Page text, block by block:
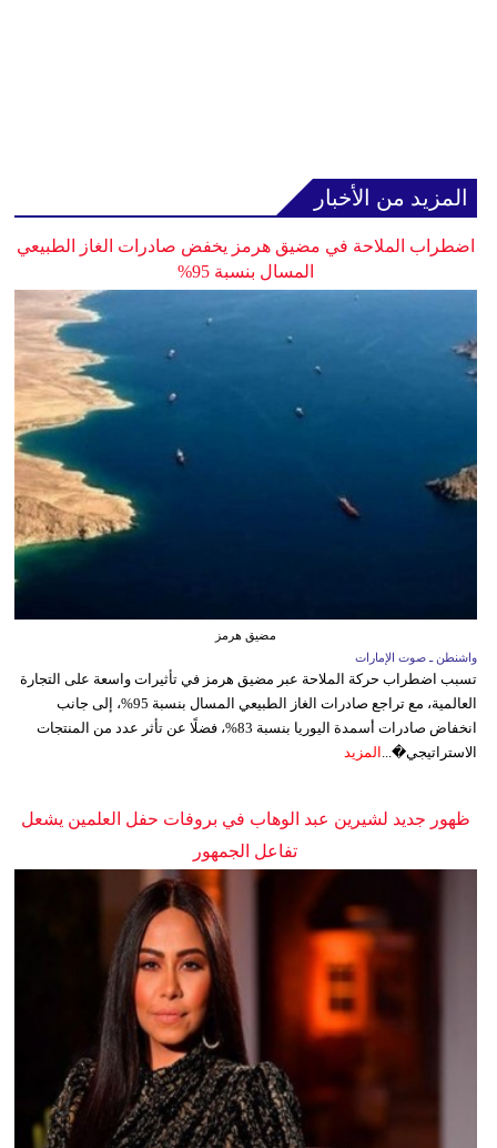
المزيد من الأخبار
اضطراب الملاحة في مضيق هرمز يخفض صادرات الغاز الطبيعي
المسال بنسبة 95%
مضيق هرمز
واشنطن ـ صوت الإمارات
تسبب اضطراب حركة الملاحة عبر مضيق هرمز في تأثيرات واسعة على التجارة
العالمية، مع تراجع صادرات الغاز الطبيعي المسال بنسبة 95%، إلى جانب
انخفاض صادرات أسمدة اليوريا بنسبة 83%، فضلًا عن تأثر عدد من المنتجات
الاستراتيجي�... المزيد
ظهور جديد لشيرين عبد الوهاب في بروفات حفل العلمين يشعل
تفاعل الجمهور